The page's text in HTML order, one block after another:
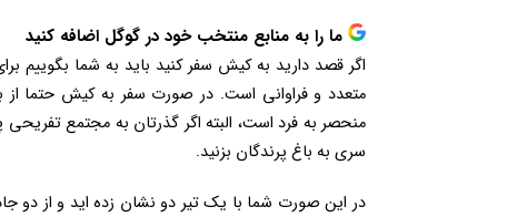
ما را به منابع منتخب خود در گوگل اضافه کنید
اگر قصد دارید به کیش سفر کنید باید به شما بگوییم
متعدد و فراوانی است. در صورت سفر به کیش حتما از
منحصر به فرد است، البته اگر گذرتان به مجتمع تفریحی
سری به باغ پرندگان بزنید.
در این صورت شما با یک تیر دو نشان زده اید و از دو